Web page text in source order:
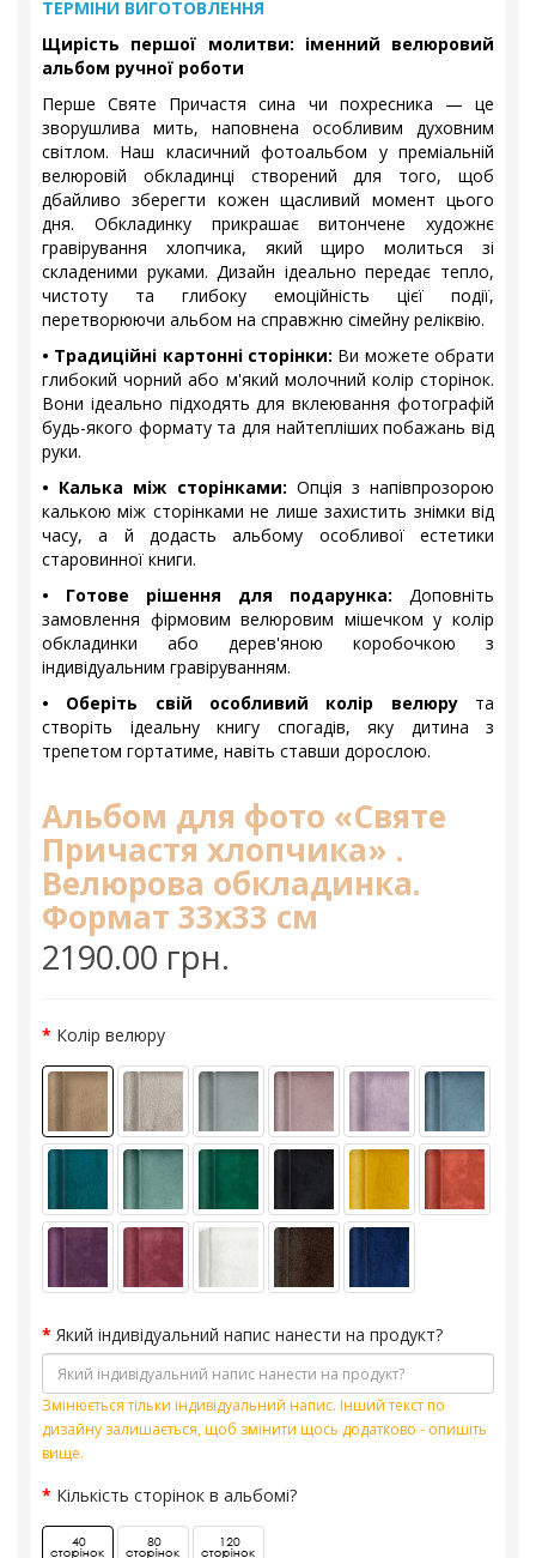
ТЕРМІНИ ВИГОТОВЛЕННЯ
Щирість першої молитви: іменний велюровий
альбом ручної роботи
Перше Святе Причастя сина чи похресника — це
зворушлива мить, наповнена особливим духовним
світлом. Наш класичний фотоальбом у преміальній
велюровій обкладинці створений для того, щоб
дбайливо зберегти кожен щасливий момент цього
дня. Обкладинку прикрашає витончене художнє
гравірування хлопчика, який щиро молиться зі
складеними руками. Дизайн ідеально передає тепло,
чистоту та глибоку емоційність цієї події,
перетворюючи альбом на справжню сімейну реліквію.
• Традиційні картонні сторінки: Ви можете обрати
глибокий чорний або м'який молочний колір сторінок.
Вони ідеально підходять для вклеювання фотографій
будь-якого формату та для найтепліших побажань від
руки.
• Калька між сторінками: Опція з напівпрозорою
калькою між сторінками не лише захистить знімки від
часу, а й додасть альбому особливої естетики
старовинної книги.
• Готове рішення для подарунка: Доповніть
замовлення фірмовим велюровим мішечком у колір
обкладинки або дерев'яною коробочкою з
індивідуальним гравіруванням.
• Оберіть свій особливий колір велюрута
створіть ідеальну книгу спогадів, яку дитина з
трепетом гортатиме, навіть ставши дорослою.
Альбом для фото «Святе
Причастя хлопчика» .
Велюрова обкладинка.
Формат 33x33 см
2190.00 грн.
Колір велюру
Який індивідуальний напис нанести на продукт?
Змінюється тільки індивідуальний напис. Інший текст по
дизайну залишається, щоб змінити щось додатково - опишіть
вище.
Кількість сторінок в альбомі?